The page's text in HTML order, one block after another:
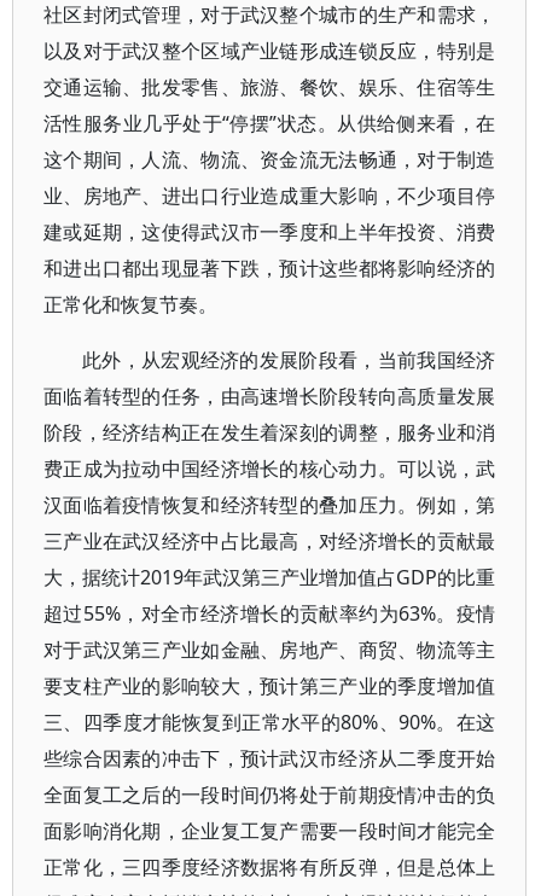
社区封闭式管理，对于武汉整个城市的生产和需求，
以及对于武汉整个区域产业链形成连锁反应，特别是
交通运输、批发零售、旅游、餐饮、娱乐、住宿等生
活性服务业几乎处于“停摆”状态。从供给侧来看，在
这个期间，人流、物流、资金流无法畅通，对于制造
业、房地产、进出口行业造成重大影响，不少项目停
建或延期，这使得武汉市一季度和上半年投资、消费
和进出口都出现显著下跌，预计这些都将影响经济的
正常化和恢复节奏。
此外，从宏观经济的发展阶段看，当前我国经济
面临着转型的任务，由高速增长阶段转向高质量发展
阶段，经济结构正在发生着深刻的调整，服务业和消
费正成为拉动中国经济增长的核心动力。可以说，武
汉面临着疫情恢复和经济转型的叠加压力。例如，第
三产业在武汉经济中占比最高，对经济增长的贡献最
大，据统计2019年武汉第三产业增加值占GDP的比重
超过55%，对全市经济增长的贡献率约为63%。疫情
对于武汉第三产业如金融、房地产、商贸、物流等主
要支柱产业的影响较大，预计第三产业的季度增加值
三、四季度才能恢复到正常水平的80%、90%。在这
些综合因素的冲击下，预计武汉市经济从二季度开始
全面复工之后的一段时间仍将处于前期疫情冲击的负
面影响消化期，企业复工复产需要一段时间才能完全
正常化，三四季度经济数据将有所反弹，但是总体上